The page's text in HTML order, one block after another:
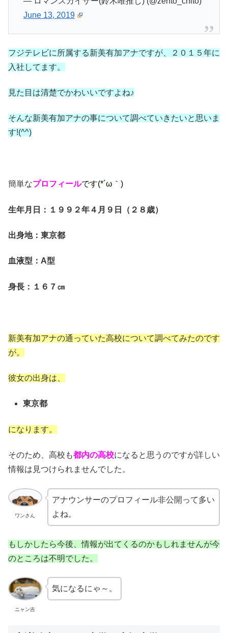
June 13, 2019
フジテレビに所属する新美有加アナですが、２０１５年に
入社してます。
見た目は清楚でかわいいですよね♪
そんな新美有加アナの事について調べていきたいと思いま
す!(^^)
簡単なプロフィールです(*´ω｀)
生年月日：１９９２年４月９日（２８歳）
出身地：東京都
血液型：A型
身長：１６７㎝
新美有加アナの通っていた高校について調べてみたのです
が。
彼女の出身は、
東京都
になります。
そのため、高校も都内の高校になると思うのですが詳しい
情報は見つけられませんでした。
ワンさん
アナウンサーのプロフィール非公開って多い
よね。
もしかしたら今後、情報が出てくるのかもしれませんが今
のところは不明でした。
ニャン吉
気になるにゃ～。